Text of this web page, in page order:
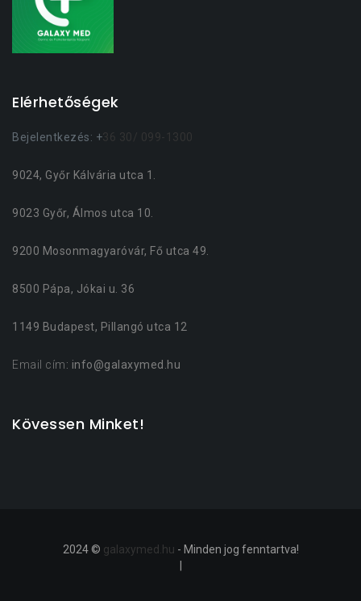
Elérhetőségek
Bejelentkezés: +36 30/ 099-1300
9024, Győr Kálvária utca 1.
9023 Győr, Álmos utca 10.
9200 Mosonmagyaróvár, Fő utca 49.
8500 Pápa, Jókai u. 36
1149 Budapest, Pillangó utca 12
Email cím: info@galaxymed.hu
Kövessen Minket!
2024 © galaxymed.hu - Minden jog fenntartva!